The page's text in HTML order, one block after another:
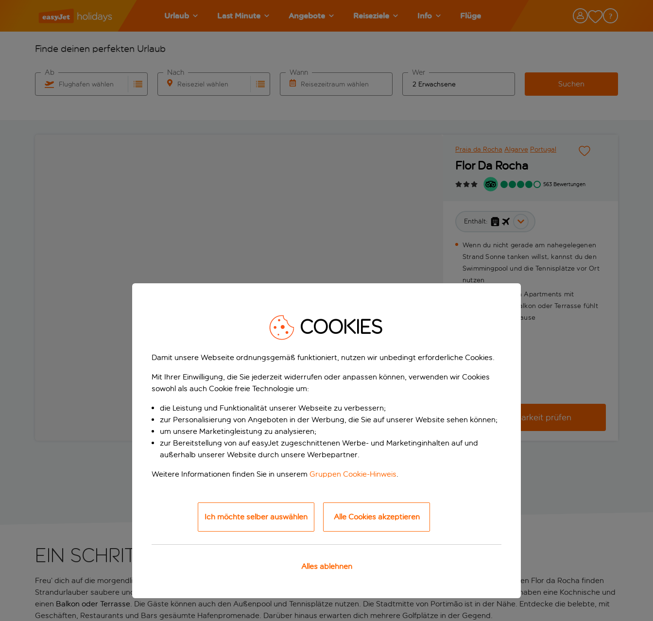
Urlaub Last Minute Angebote Reiseziele Info Flüge
Finde deinen perfekten Urlaub
Flughafen wählen
Ab
Reiseziel wählen
Nach
Reisezeitraum wählen
Wann Wer
Suchen
Praia da Rocha Algarve Portugal
Flor Da Rocha
563 Bewertungen
Enthält:
Wenn du nicht gerade am nahegelegenen
Strand Sonne tanken willst, kannst du den
Swimmingpool und die Tennisplätze vor Ort
nutzen
In den geräumigen Apartments mit
Kochnische und Balkon oder Terrasse fühlt
man sich wie zu Hause
Verfügbarkeit prüfen
EIN SCHRITT VOM MEER ENTFERNT
Freu’ dich auf die morgendlichen Sonnenstrahlen und tauche direkt in das kristallklare Wasser am Strand Praia da Rocha ein. Im gemütlichen Flor da Rocha finden
Strandurlauber saubere und komfortable Unterkünfte, um das Beste aus ihrem Urlaub am Meer zu machen. Die geräumigen Apartments haben eine Kochnische und
einen Balkon oder Terrasse. Die Gäste können auch den Außenpool und Tennisplätze nutzen. Die Stadtmitte von Portimão ist in der Nähe. Entdecke die belebte, mit
Geschäften, Restaurants und Bars gesäumte Hafenpromenade. Darüber hinaus erwarten dich mehrere Golfplätze in der Gegend.
COOKIES
Damit unsere Webseite ordnungsgemäß funktioniert, nutzen wir unbedingt erforderliche Cookies.
Mit Ihrer Einwilligung, die Sie jederzeit widerrufen oder anpassen können, verwenden wir Cookies
sowohl als auch Cookie freie Technologie um:
die Leistung und Funktionalität unserer Webseite zu verbessern;
zur Personalisierung von Angeboten in der Werbung, die Sie auf unserer Website sehen können;
um unsere Marketingleistung zu analysieren;
zur Bereitstellung von auf easyJet zugeschnittenen Werbe- und Marketinginhalten auf und
außerhalb unserer Website durch unsere Werbepartner.
Weitere Informationen finden Sie in unserem Gruppen Cookie-Hinweis.
Ich möchte selber auswählen Alle Cookies akzeptieren
Alles ablehnen